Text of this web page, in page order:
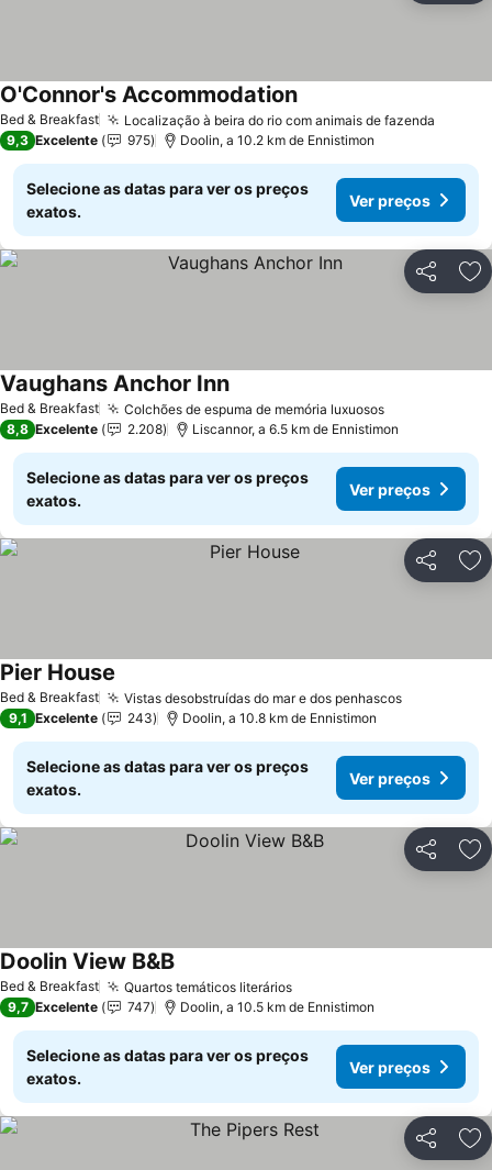
Bed & Breakfast Localização à beira do rio com animais de fazenda
O'Connor's Accommodation
9,3 Excelente 975 Doolin, a 10.2 km de Ennistimon
Selecione as datas para ver os preços
exatos.
Ver preços
Partilhar
Bed & Breakfast Colchões de espuma de memória luxuosos
Vaughans Anchor Inn
8,8 Excelente 2.208 Liscannor, a 6.5 km de Ennistimon
Selecione as datas para ver os preços
exatos.
Ver preços
Partilhar
Bed & Breakfast Vistas desobstruídas do mar e dos penhascos
Pier House
9,1 Excelente 243 Doolin, a 10.8 km de Ennistimon
Selecione as datas para ver os preços
exatos.
Ver preços
Partilhar
Bed & Breakfast Quartos temáticos literários
Doolin View B&B
9,7 Excelente 747 Doolin, a 10.5 km de Ennistimon
Selecione as datas para ver os preços
exatos.
Ver preços
Partilhar